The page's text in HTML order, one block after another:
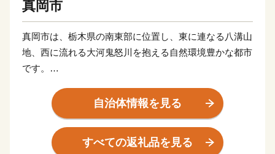
真岡市
真岡市は、栃木県の南東部に位置し、東に連なる八溝山
地、西に流れる大河鬼怒川を抱える自然環境豊かな都市
です。
東北新幹線を使えば約1時間40分の距離にあります。
市の面積は167.34平方キロメートル、人口は約81,000
人、都市計画、工業団地造成、ほ場整備が進み、農業、
工業、商業がバランスよく調和した理想的な地方都市で
自治体情報を見る
すべての返礼品を見る